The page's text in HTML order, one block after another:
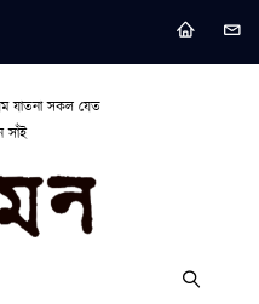
যাতনা সকল যেত
সাঁই